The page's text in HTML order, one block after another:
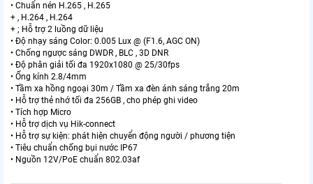
• Chuẩn nén H.265 , H.265
+ , H.264 , H.264
+ ; Hỗ trợ 2 luồng dữ liệu
• Độ nhạy sáng Color: 0.005 Lux @ (F1.6, AGC ON)
• Chống ngược sáng DWDR , BLC , 3D DNR
• Độ phân giải tối đa 1920x1080 @ 25/30fps
• Ống kính 2.8/4mm
• Tầm xa hồng ngoại 30m / Tầm xa đèn ánh sáng trắng 20m
• Hỗ trợ thẻ nhớ tối đa 256GB , cho phép ghi video
• Tích hợp Micro
• Hỗ trợ dịch vụ Hik-connect
• Hỗ trợ sự kiện: phát hiện chuyển động người / phương tiện
• Tiêu chuẩn chống bụi nước IP67
• Nguồn 12V/PoE chuẩn 802.03af